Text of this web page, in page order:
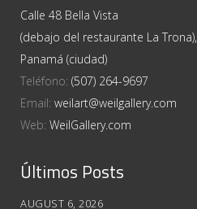
Calle 48 Bella Vista
(debajo del restaurante La Trona),
Panamá (ciudad)
Teléfono: (507) 264-9697
Email: weilart@weilgallery.com
Web: WeilGallery.com
Últimos Posts
AUGUST 6, 2026